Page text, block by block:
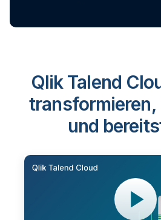
Qlik Talend
transformieren,
und